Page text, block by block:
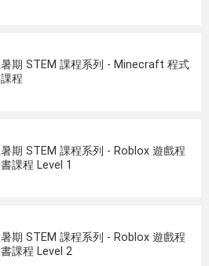
期 STEM 課程系列 - Minecraft 程式
程
期 STEM 課程系列 - Roblox 遊戲程
課程 Level 1
期 STEM 課程系列 - Roblox 遊戲程
課程 Level 2